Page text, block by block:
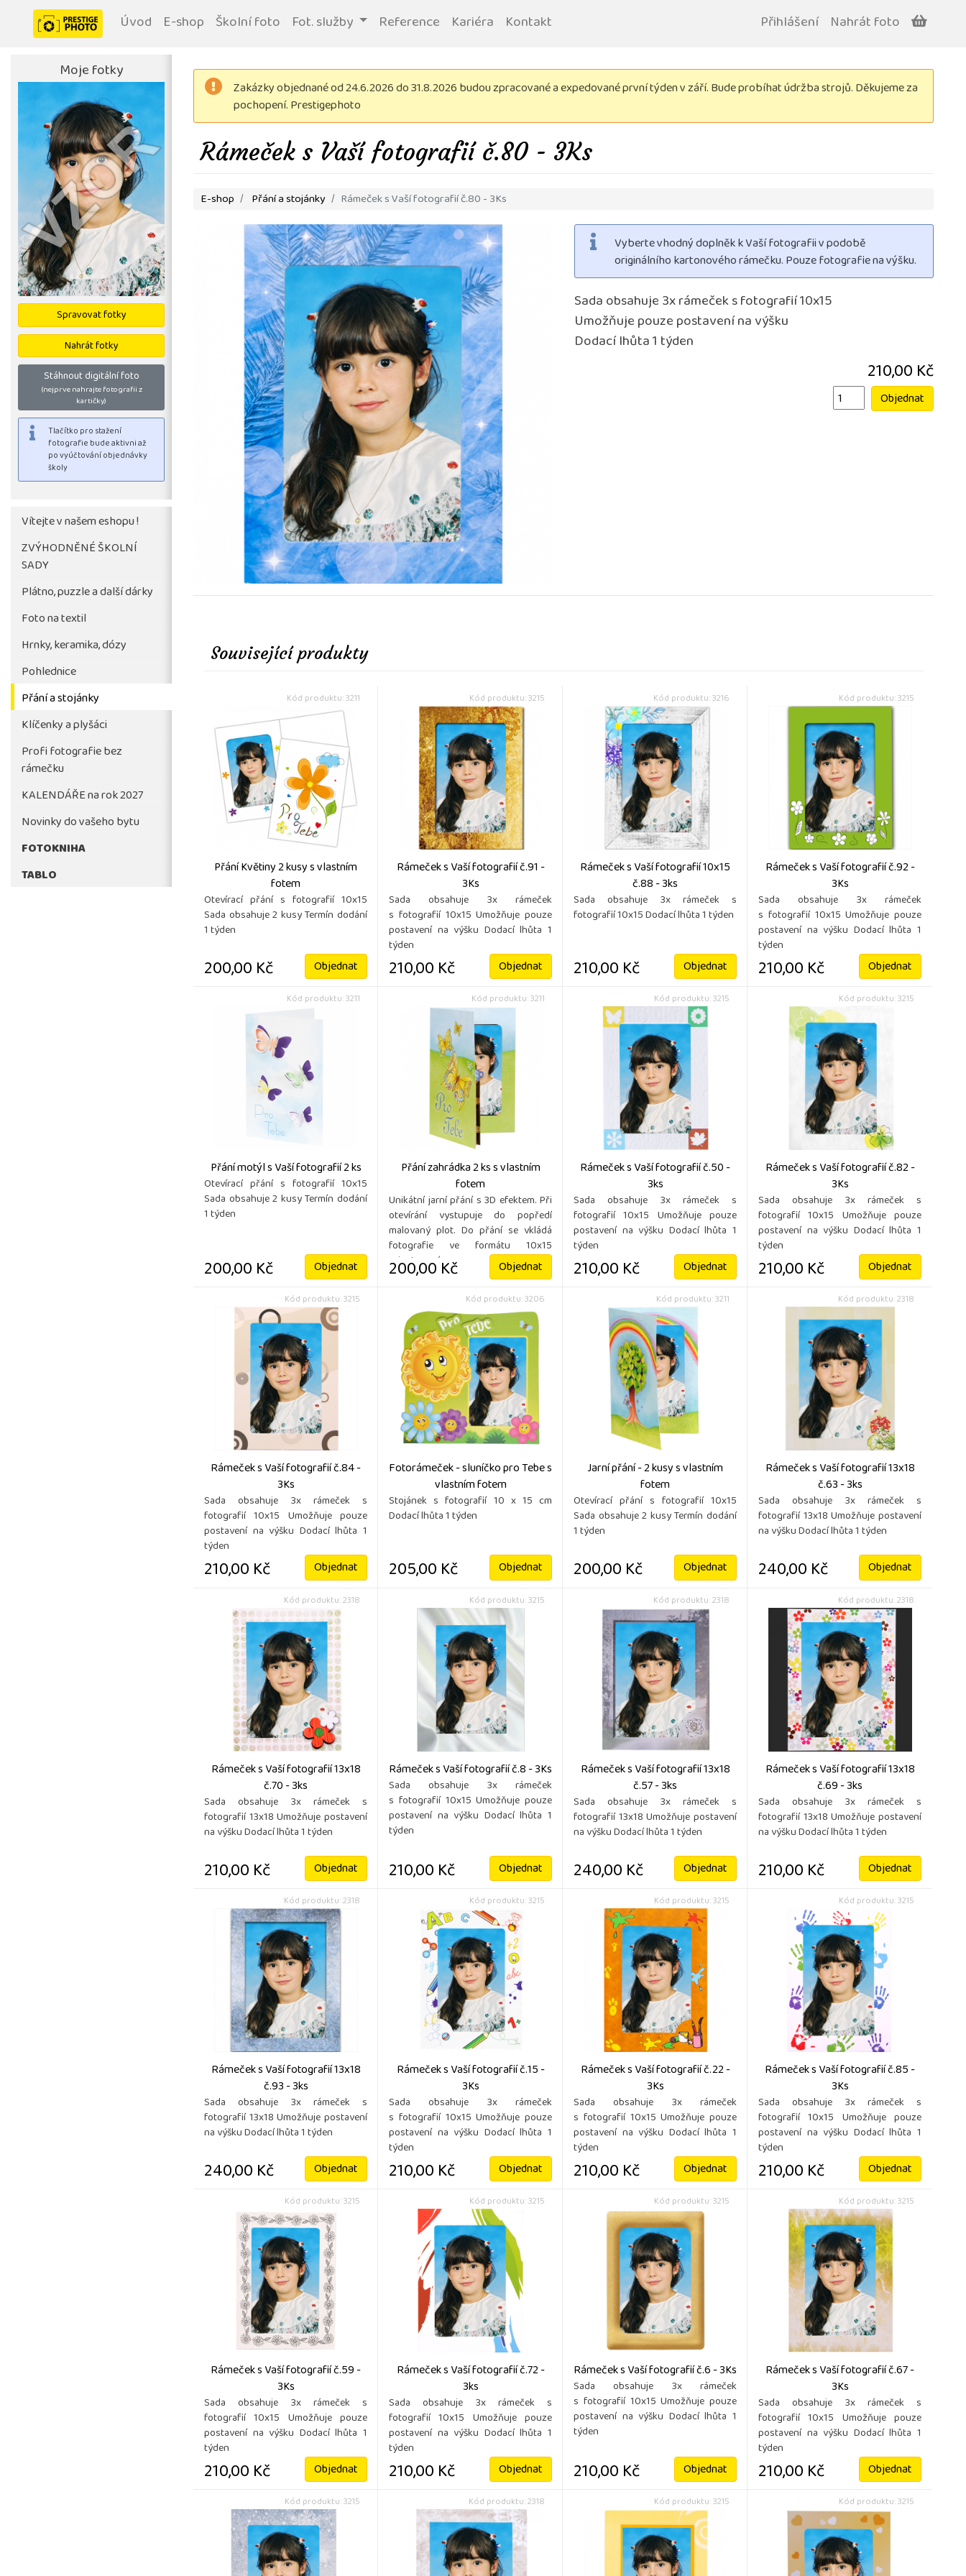
Úvod E-shop Školní foto Fot. služby Reference Kariéra Kontakt Přihlášení Nahrát foto
Moje fotky
Spravovat fotky
Nahrát fotky
Stáhnout digitální foto
(nejprve nahrajte fotografii z
kartičky)
fotografie bude aktivni až
po vyúčtování objednávky
školy
Vítejte v našem eshopu !
ZVÝHODNĚNÉ ŠKOLNÍ
SADY
Plátno, puzzle a další dárky
Foto na textil
Hrnky, keramika, dózy
Pohlednice
Přání a stojánky
Klíčenky a plyšáci
Profi fotografie bez
rámečku
KALENDÁŘE na rok 2027
Novinky do vašeho bytu
FOTOKNIHA
TABLO
Zakázky objednané od 24.6.2026 do 31.8.2026 budou zpracované a expedované první týden v září. Bude probíhat údržba strojů. Děkujeme za
pochopení. Prestigephoto
Rámeček s Vaší fotografií č.80 - 3Ks
E-shop Přání a stojánky Rámeček s Vaší fotografií č.80 - 3Ks
Vyberte vhodný doplněk k Vaší fotografii v podobě
originálního kartonového rámečku. Pouze fotografie na výšku.
Sada obsahuje 3x rámeček s fotografií 10x15
Umožňuje pouze postavení na výšku
Dodací lhůta 1 týden
210,00 Kč
Objednat
Související produkty
Kód produktu: 3211
Přání Květiny 2 kusy s vlastním
fotem
Otevírací přání s fotografií 10x15
Sada obsahuje 2 kusy Termín dodání
1 týden
200,00 Kč Objednat
Kód produktu: 3215
Rámeček s Vaší fotografií č.91 -
3Ks
Sada obsahuje 3x rámeček
s fotografií 10x15 Umožňuje pouze
postavení na výšku Dodací lhůta 1
týden
210,00 Kč Objednat
Kód produktu: 3216
Rámeček s Vaší fotografií 10x15
č.88 - 3ks
Sada obsahuje 3x rámeček s
fotografií 10x15 Dodací lhůta 1 týden
210,00 Kč Objednat
Kód produktu: 3215
Rámeček s Vaší fotografií č.92 -
3Ks
Sada obsahuje 3x rámeček
s fotografií 10x15 Umožňuje pouze
postavení na výšku Dodací lhůta 1
týden
210,00 Kč Objednat
Kód produktu: 3211
Přání motýl s Vaší fotografií 2 ks
Otevírací přání s fotografií 10x15
Sada obsahuje 2 kusy Termín dodání
1 týden
200,00 Kč Objednat
Kód produktu: 3211
Přání zahrádka 2 ks s vlastním
fotem
Unikátní jarní přání s 3D efektem. Při
otevírání vystupuje do popředí
malovaný plot. Do přání se vkládá
fotografie ve formátu 10x15
orientovaná na ...
200,00 Kč Objednat
Kód produktu: 3215
Rámeček s Vaší fotografií č.50 -
3ks
Sada obsahuje 3x rámeček s
fotografií 10x15 Umožňuje pouze
postavení na výšku Dodací lhůta 1
týden
210,00 Kč Objednat
Kód produktu: 3215
Rámeček s Vaší fotografií č.82 -
3Ks
Sada obsahuje 3x rámeček s
fotografií 10x15 Umožňuje pouze
postavení na výšku Dodací lhůta 1
týden
210,00 Kč Objednat
Kód produktu: 3215
Rámeček s Vaší fotografií č.84 -
3Ks
Sada obsahuje 3x rámeček s
fotografií 10x15 Umožňuje pouze
postavení na výšku Dodací lhůta 1
týden
210,00 Kč Objednat
Kód produktu: 3206
Fotorámeček - sluníčko pro Tebe s
vlastním fotem
Stojánek s fotografií 10 x 15 cm
Dodací lhůta 1 týden
205,00 Kč Objednat
Kód produktu: 3211
Jarní přání - 2 kusy s vlastním
fotem
Otevírací přání s fotografií 10x15
Sada obsahuje 2 kusy Termín dodání
1 týden
200,00 Kč Objednat
Kód produktu: 2318
Rámeček s Vaší fotografií 13x18
č.63 - 3ks
Sada obsahuje 3x rámeček s
fotografií 13x18 Umožňuje postavení
na výšku Dodací lhůta 1 týden
240,00 Kč Objednat
Kód produktu: 2318
Rámeček s Vaší fotografií 13x18
č.70 - 3ks
Sada obsahuje 3x rámeček s
fotografií 13x18 Umožňuje postavení
na výšku Dodací lhůta 1 týden
210,00 Kč Objednat
Kód produktu: 3215
Rámeček s Vaší fotografií č.8 - 3Ks
Sada obsahuje 3x rámeček
s fotografií 10x15 Umožňuje pouze
postavení na výšku Dodací lhůta 1
týden
210,00 Kč Objednat
Kód produktu: 2318
Rámeček s Vaší fotografií 13x18
č.57 - 3ks
Sada obsahuje 3x rámeček s
fotografií 13x18 Umožňuje postavení
na výšku Dodací lhůta 1 týden
240,00 Kč Objednat
Kód produktu: 2318
Rámeček s Vaší fotografií 13x18
č.69 - 3ks
Sada obsahuje 3x rámeček s
fotografií 13x18 Umožňuje postavení
na výšku Dodací lhůta 1 týden
210,00 Kč Objednat
Kód produktu: 2318
Rámeček s Vaší fotografií 13x18
č.93 - 3ks
Sada obsahuje 3x rámeček s
fotografií 13x18 Umožňuje postavení
na výšku Dodací lhůta 1 týden
240,00 Kč Objednat
Kód produktu: 3215
Rámeček s Vaší fotografií č.15 -
3Ks
Sada obsahuje 3x rámeček
s fotografií 10x15 Umožňuje pouze
postavení na výšku Dodací lhůta 1
týden
210,00 Kč Objednat
Kód produktu: 3215
Rámeček s Vaší fotografií č.22 -
3Ks
Sada obsahuje 3x rámeček
s fotografií 10x15 Umožňuje pouze
postavení na výšku Dodací lhůta 1
týden
210,00 Kč Objednat
Kód produktu: 3215
Rámeček s Vaší fotografií č.85 -
3Ks
Sada obsahuje 3x rámeček s
fotografií 10x15 Umožňuje pouze
postavení na výšku Dodací lhůta 1
týden
210,00 Kč Objednat
Kód produktu: 3215
Rámeček s Vaší fotografií č.59 -
3Ks
Sada obsahuje 3x rámeček s
fotografií 10x15 Umožňuje pouze
postavení na výšku Dodací lhůta 1
týden
210,00 Kč Objednat
Kód produktu: 3215
Rámeček s Vaší fotografií č.72 -
3ks
Sada obsahuje 3x rámeček s
fotografií 10x15 Umožňuje pouze
postavení na výšku Dodací lhůta 1
týden
210,00 Kč Objednat
Kód produktu: 3215
Rámeček s Vaší fotografií č.6 - 3Ks
Sada obsahuje 3x rámeček
s fotografií 10x15 Umožňuje pouze
postavení na výšku Dodací lhůta 1
týden
210,00 Kč Objednat
Kód produktu: 3215
Rámeček s Vaší fotografií č.67 -
3Ks
Sada obsahuje 3x rámeček s
fotografií 10x15 Umožňuje pouze
postavení na výšku Dodací lhůta 1
týden
210,00 Kč Objednat
Kód produktu: 3215 Kód produktu: 2318 Kód produktu: 3215 Kód produktu: 3215